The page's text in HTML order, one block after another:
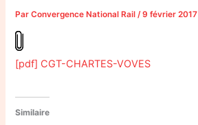
ParConvergence National Rail/9 février 2017
[pdf] CGT-CHARTES-VOVES
Similaire